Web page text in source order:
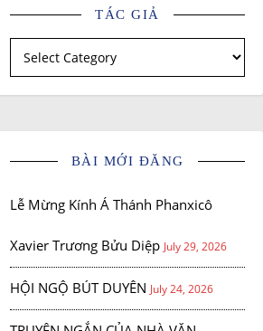
TÁC GIẢ
Tác giả
BÀI MỚI ĐĂNG
Lễ Mừng Kính Á Thánh Phanxicô
Xavier Trương Bửu Diệp July 29, 2026
HỘI NGỘ BÚT DUYÊN July 24, 2026